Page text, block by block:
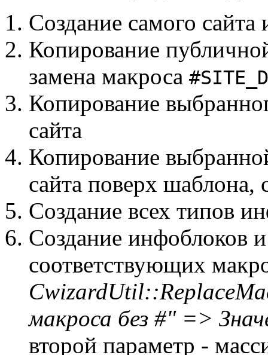
Создание самого сайта
Копирование
замена макроса
Копирование
сайта
Копирование
сайта поверх шаблона,
Создание всех типов
Создание инфоблоков
соответствующих
макроса без #" =>
второй параметр -